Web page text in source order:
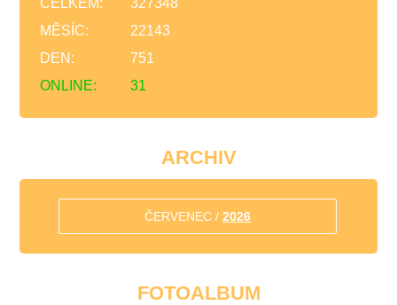
ONLINE: 31
CELKEM:
327348
MĚSÍC:
22143
DEN:
751
ARCHIV
ČERVENEC /2026
FOTOALBUM